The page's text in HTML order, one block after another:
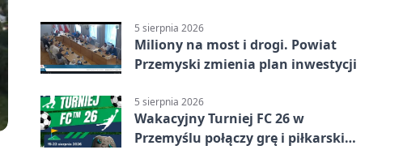
5 sierpnia 2026
Miliony na most i drogi. Powiat
Przemyski zmienia plan inwestycji
5 sierpnia 2026
Wakacyjny Turniej FC 26 w
Przemyślu połączy grę i piłkarski